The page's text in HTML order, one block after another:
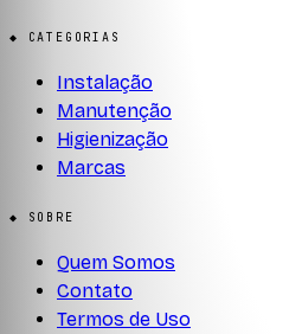
◆ CATEGORIAS
Instalação
Manutenção
Higienização
Marcas
◆ SOBRE
Quem Somos
Contato
Termos de Uso